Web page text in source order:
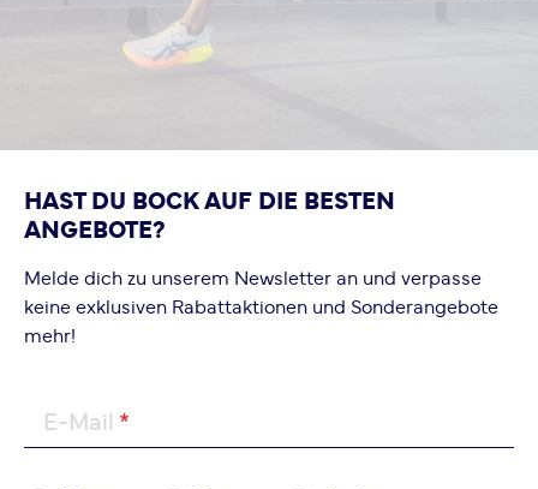
HAST DU BOCK AUF DIE BESTEN
ANGEBOTE?
Melde dich zu unserem Newsletter an und verpasse
keine exklusiven Rabattaktionen und Sonderangebote
mehr!
E-Mail